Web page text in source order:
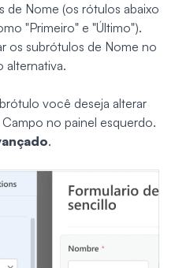
de Nome (os rótulos abaixo
"Primeiro" e "Último").
os subrótulos de Nome no
alternativa.
você deseja alterar
no painel esquerdo.
.